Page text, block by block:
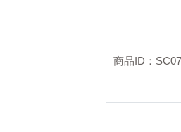
商品ID：